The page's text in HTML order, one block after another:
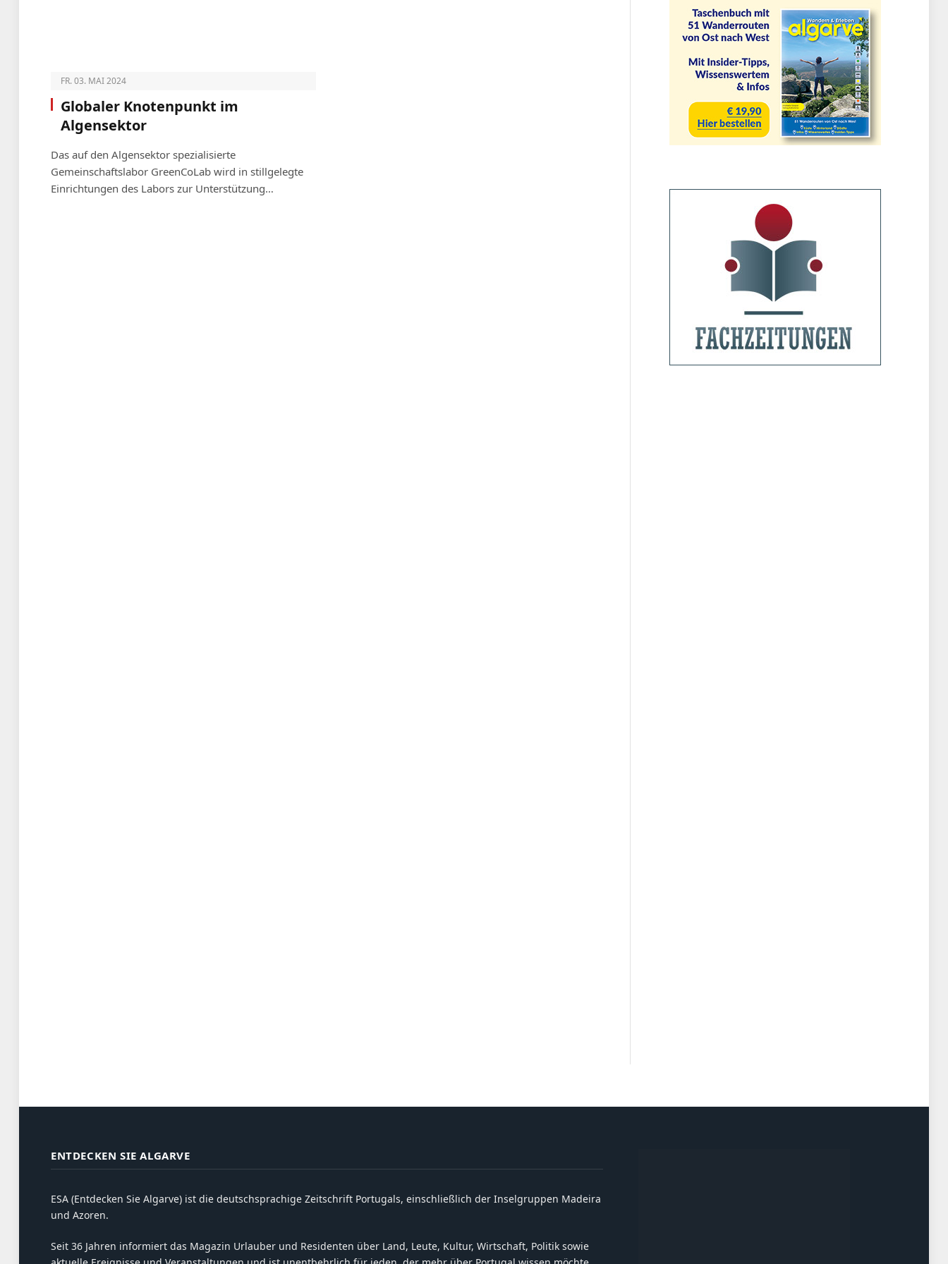
FR. 03. MAI 2024
Globaler Knotenpunkt im
Algensektor
Das auf den Algensektor spezialisierte
Gemeinschaftslabor GreenCoLab wird in stillgelegte
Einrichtungen des Labors zur Unterstützung…
ENTDECKEN SIE ALGARVE
ESA (Entdecken Sie Algarve) ist die deutschsprachige Zeitschrift Portugals, einschließlich der Inselgruppen Madeira
und Azoren.
Seit 36 Jahren informiert das Magazin Urlauber und Residenten über Land, Leute, Kultur, Wirtschaft, Politik sowie